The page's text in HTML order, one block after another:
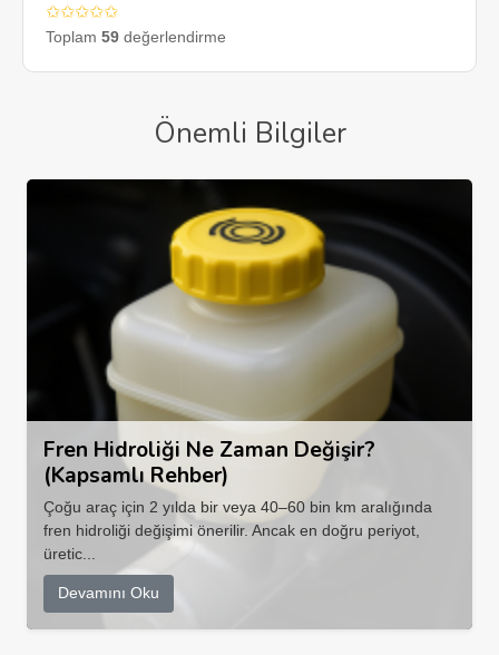
✩✩✩✩✩
Toplam 59 değerlendirme
Önemli Bilgiler
Fren Hidroliği Ne Zaman Değişir?
(Kapsamlı Rehber)
Çoğu araç için 2 yılda bir veya 40–60 bin km aralığında
fren hidroliği değişimi önerilir. Ancak en doğru periyot,
üretic...
Devamını Oku